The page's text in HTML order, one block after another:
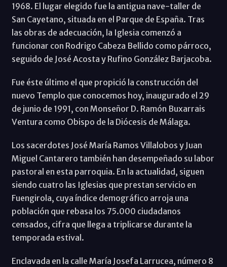
1968. El lugar elegido fue la antigua nave-taller de
San Cayetano, situada en el Parque de España. Tras
las obras de adecuación, la Iglesia comenzó a
funcionar con Rodrigo Cabeza Bellido como párroco,
seguido de José Acosta y Rufino González Barjacoba.
Fue éste último el que propició la construcción del
nuevo Templo que conocemos hoy, inaugurado el 29
de junio de 1991, con Monseñor D. Ramón Buxarrais
Ventura como Obispo de la Diócesis de Málaga.
Los sacerdotes José María Ramos Villalobos y Juan
Miguel Cantarero también han desempeñado su labor
pastoral en esta parroquia. En la actualidad, siguen
siendo cuatro las Iglesias que prestan servicio en
Fuengirola, cuya índice demográfico arroja una
población que rebasa los 75.000 ciudadanos
censados, cifra que llega a triplicarse durante la
temporada estival.
Enclavada en la calle María Josefa Larrucea, número 8